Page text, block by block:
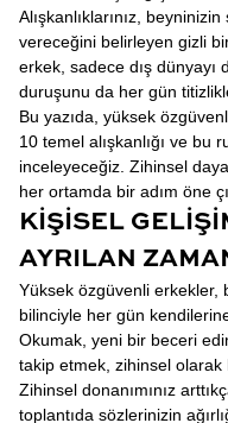
Alışkanlıklarınız,
vereceğini belirleyen gizli
erkek, sadece dış dünyayı
duruşunu da her gün
Bu yazıda, yüksek
10 temel alışkanlığı ve bu
inceleyeceğiz. Zihinsel
her ortamda bir adım öne
KIŞISEL
AYRILAN
Yüksek özgüvenli erkekler,
bilinciyle her gün
Okumak, yeni bir beceri
takip etmek, zihinsel olarak
Zihinsel donanımınız
toplantıda sözlerinizin